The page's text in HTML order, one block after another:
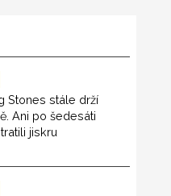
Stones stále drží
Ani po šedesáti
jiskru